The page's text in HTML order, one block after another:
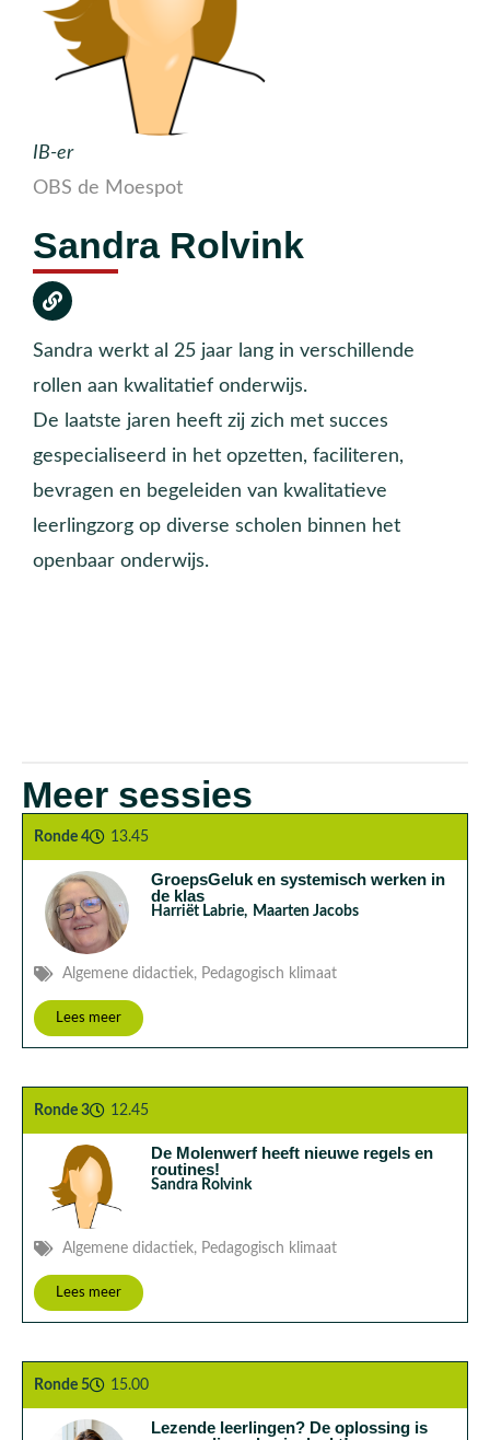
IB-er
OBS de Moespot
Sandra Rolvink
Sandra werkt al 25 jaar lang in verschillende
rollen aan kwalitatief onderwijs.
De laatste jaren heeft zij zich met succes
gespecialiseerd in het opzetten, faciliteren,
bevragen en begeleiden van kwalitatieve
leerlingzorg op diverse scholen binnen het
openbaar onderwijs.
Meer sessies
Ronde 4 13.45
GroepsGeluk en systemisch werken in
de klas
Harriët Labrie, Maarten Jacobs
Algemene didactiek, Pedagogisch klimaat
Lees meer
Ronde 3 12.45
De Molenwerf heeft nieuwe regels en
routines!
Sandra Rolvink
Algemene didactiek, Pedagogisch klimaat
Lees meer
Ronde 5 15.00
Lezende leerlingen? De oplossing is